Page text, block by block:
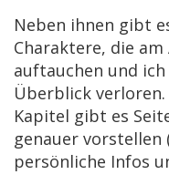
Neben ihnen gibt
Charaktere, die
auftauchen und
Überblick
Kapitel gibt es
genauer vorstellen
persönliche Infos